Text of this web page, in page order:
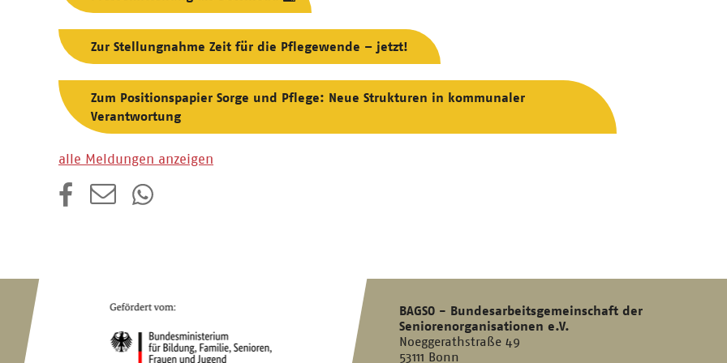
Zur Stellungnahme Zeit für die Pflegewende – jetzt!
Zum Positionspapier Sorge und Pflege: Neue Strukturen in kommunaler
Verantwortung
alle Meldungen anzeigen
BAGSO - Bundesarbeitsgemeinschaft der
Seniorenorganisationen e.V.
Noeggerathstraße 49
53111 Bonn